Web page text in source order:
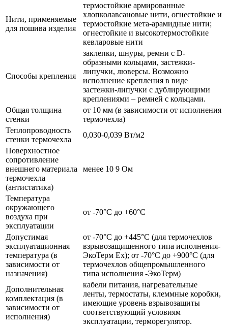
Нити, применяемые
для пошива изделия
термостойкие армированные
хлопколавсановые нити, огнестойкие и
термостойкие мета-арамидные нити;
огнестойкие и высокотермостойкие
кевларовые нити
Способы крепления
заклепки, шнуры, ремни с D-
образными кольцами, застежки-
липучки, люверсы. Возможно
исполнение крепления в виде
застежки-липучки с дублирующими
креплениями – ремней с кольцами.
Общая толщина
стенки
от 10 мм (в зависимости от исполнения
термочехла)
Теплопроводность
стенки термочехла
0,030-0,039 Вт/м2
Поверхностное
сопротивление
внешнего материала
термочехла
(антистатика)
менее 10 9 Ом
Температура
окружающего
воздуха при
эксплуатации
от -70°С до +60°С
Допустимая
эксплуатационная
температура (в
зависимости от
назначения)
от -70°С до +445°С (для термочехлов
взрывозащищенного типа исполнения-
ЭкоТерм Ех); от -70°С до +900°С (для
термочехлов общепромышленного
типа исполнения -ЭкоТерм)
Дополнительная
комплектация (в
зависимости от
исполнения)
кабели питания, нагревательные
ленты, термостаты, клеммные коробки,
имеющие уровень взрывозащиты
соответствующий условиям
эксплуатации, терморегулятор.